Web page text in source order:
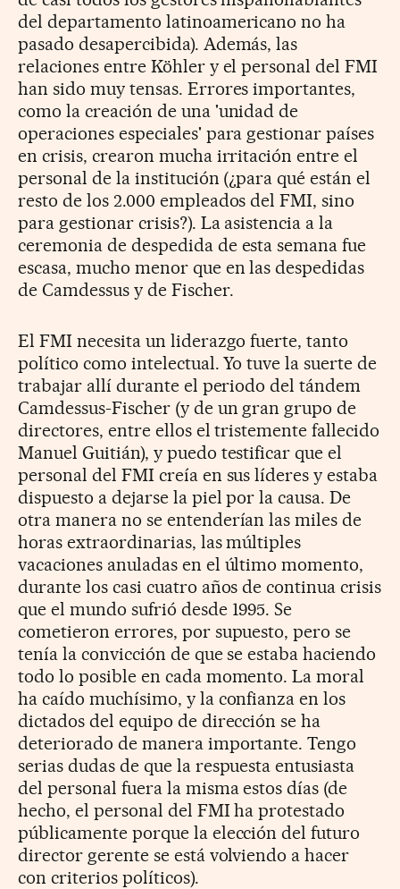
del departamento latinoamericano no ha
pasado desapercibida). Además, las
relaciones entre Köhler y el personal del FMI
han sido muy tensas. Errores importantes,
como la creación de una 'unidad de
operaciones especiales' para gestionar países
en crisis, crearon mucha irritación entre el
personal de la institución (¿para qué están el
resto de los 2.000 empleados del FMI, sino
para gestionar crisis?). La asistencia a la
ceremonia de despedida de esta semana fue
escasa, mucho menor que en las despedidas
de Camdessus y de Fischer.
El FMI necesita un liderazgo fuerte, tanto
político como intelectual. Yo tuve la suerte de
trabajar allí durante el periodo del tándem
Camdessus-Fischer (y de un gran grupo de
directores, entre ellos el tristemente fallecido
Manuel Guitián), y puedo testificar que el
personal del FMI creía en sus líderes y estaba
dispuesto a dejarse la piel por la causa. De
otra manera no se entenderían las miles de
horas extraordinarias, las múltiples
vacaciones anuladas en el último momento,
durante los casi cuatro años de continua crisis
que el mundo sufrió desde 1995. Se
cometieron errores, por supuesto, pero se
tenía la convicción de que se estaba haciendo
todo lo posible en cada momento. La moral
ha caído muchísimo, y la confianza en los
dictados del equipo de dirección se ha
deteriorado de manera importante. Tengo
serias dudas de que la respuesta entusiasta
del personal fuera la misma estos días (de
hecho, el personal del FMI ha protestado
públicamente porque la elección del futuro
director gerente se está volviendo a hacer
con criterios políticos).